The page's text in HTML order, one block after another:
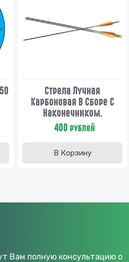
Стрела Лучная
Карбоновая В Сборе С
Наконечником.
400 рублей
В Корзину
Вам полную консультацию о